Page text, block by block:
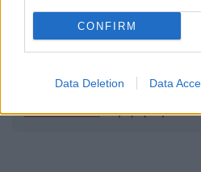
CONFIRM
Data Deletion Data
ΘΟΔΩΡΗΣ
Share:
Ακολουθήστε το Νewsit.gr στο
τελευταία νέατης ημέρας